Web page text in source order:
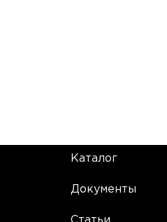
Каталог
Документы